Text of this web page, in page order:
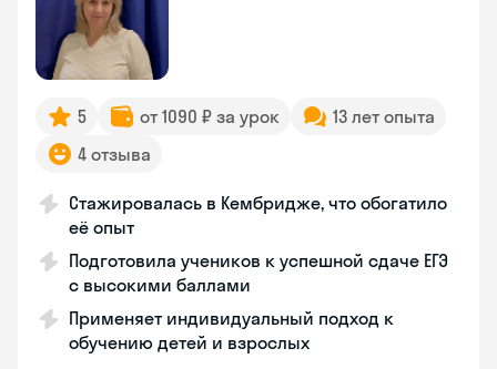
5 от 1090 ₽ за урок
13 лет опыта
4 отзыва
Стажировалась в Кембридже, что обогатило
её опыт
Подготовила учеников к успешной сдаче ЕГЭ
с высокими баллами
Применяет индивидуальный подход к
обучению детей и взрослых